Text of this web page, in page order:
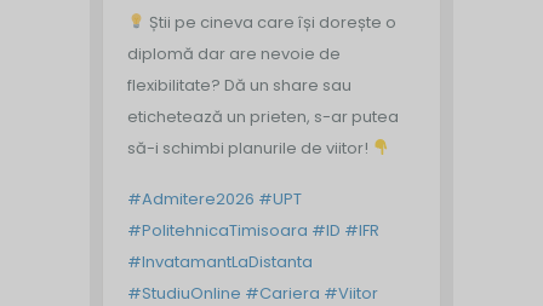
Știi pe cineva care își dorește o
diplomă dar are nevoie de
flexibilitate? Dă un share sau
etichetează un prieten, s-ar putea
să-i schimbi planurile de viitor!
#Admitere2026 #UPT
#PolitehnicaTimisoara #ID #IFR
#InvatamantLaDistanta
#StudiuOnline #Cariera #Viitor